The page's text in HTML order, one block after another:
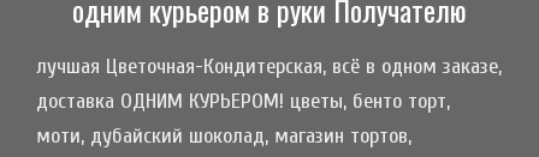
одним курьером в руки Получателю
лучшая Цветочная-Кондитерская, всё в одном заказе,
доставка ОДНИМ КУРЬЕРОМ! цветы, бенто торт,
моти, дубайский шоколад, магазин тортов,